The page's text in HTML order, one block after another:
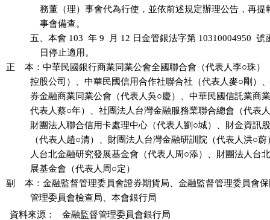
務董（理）事會代為行使，並依前述規定辦理公告，再
              事會備查。
五、本會 103  年 9  月 12 日金管銀法字第 10310004950
              日停止適用。
正    本：中華民國銀行商業同業公會全國聯合會（代表人李○珠）
控股公司）、中華民國信用合作社聯合社（代表人麥○剛）
券金融商業同業公會（代表人吳○慶）、中華民國信託業商
代表人蔡○年）、社團法人台灣金融服務業聯合總會（代表
財團法人聯合信用卡處理中心（代表人劉○城）、財金資訊
（代表人趙○清）、財團法人台灣金融研訓院（代表人洪○
人台北金融研究發展基金會（代表人周○添）、財團法人台
          展基金會（代表人周○定）
副    本：金融監督管理委員會證券期貨局、金融監督管理委員會
資料來源：
金融監督管理委員會銀行局